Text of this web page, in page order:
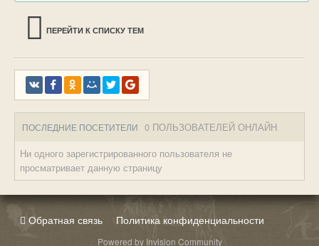
ПЕРЕЙТИ К СПИСКУ ТЕМ
ПОСЛЕДНИЕ ПОСЕТИТЕЛИ 0 ПОЛЬЗОВАТЕЛЕЙ ОНЛАЙН
Ни одного зарегистрированного пользователя не
просматривает данную страницу
Обратная связь Политика конфиденциальности
Powered by Invision Community